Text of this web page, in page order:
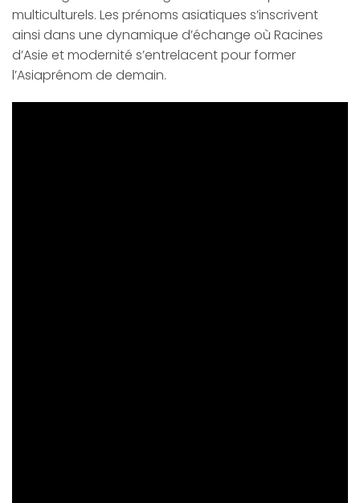
multiculturels. Les prénoms asiatiques s’inscrivent
ainsi dans une dynamique d’échange où Racines
d’Asie et modernité s’entrelacent pour former
l’Asiaprénom de demain.